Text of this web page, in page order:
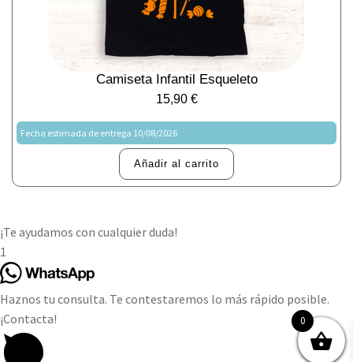
Camiseta Infantil Esqueleto
15,90 €
Fecha estimada de entrega 10/08/2026
Añadir al carrito
0
¡Te ayudamos con cualquier duda!
1
Haznos tu consulta. Te contestaremos lo más rápido posible.
¡Contacta!